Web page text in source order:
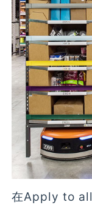
在Apply to all